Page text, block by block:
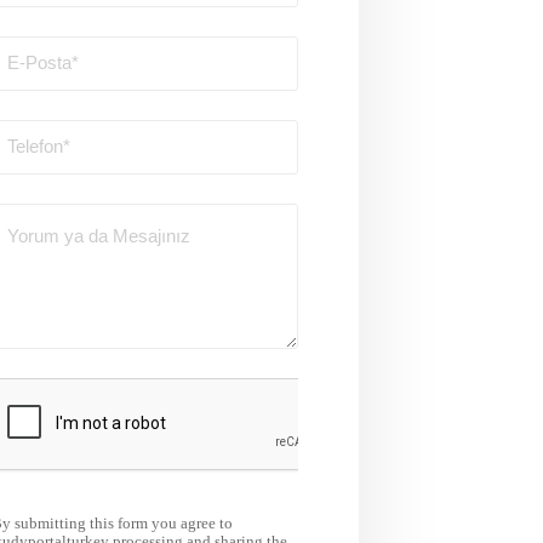
submitting this form you agree to